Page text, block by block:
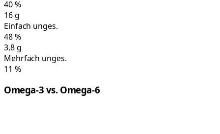
40%
16g
Einfach unges.
48%
3,8g
Mehrfach unges.
11 %
Omega-3 vs. Omega-6